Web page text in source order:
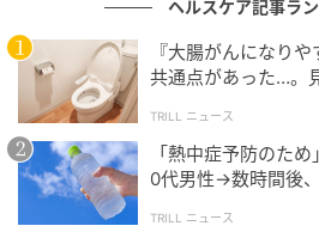
ヘルスケア記事ラ
『大腸がんになり
共通点があった…。
TRILL ニュース
「熱中症予防のた
0代男性→数時間後
TRILL ニュース